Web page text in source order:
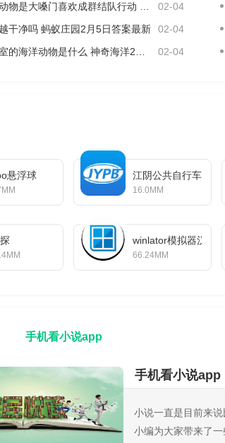
嗓门喜欢成群结队行动 神奇海洋2月3日答案 02-04
干净吗 蚂蚁庄园2月5日答案最新
02-04
洋动物是什么 神奇海洋2月4日答案最新
02-04
悬浮球 江阴公共自行车
16.0MM
winlator模拟器汉化版
66.24MM
手机看小说app
手机看小说app
小说一直是目前来
小编为大家带来了